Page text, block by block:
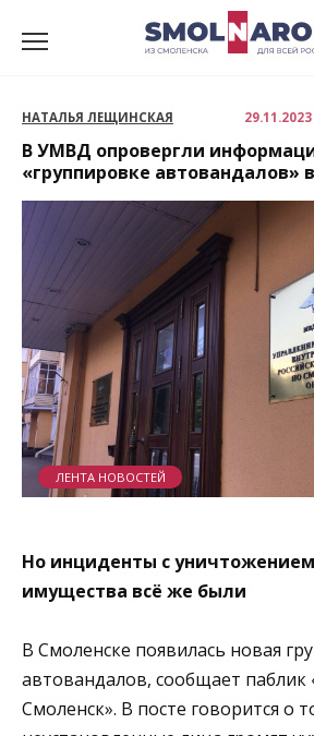
НАТАЛЬЯ ЛЕЩИНСКАЯ 29.11.2023
В УМВД опровергли
«группировке автовандалов»
ЛЕНТА НОВОСТЕЙ
Но инциденты с
имущества всё же были
В Смоленске появилась новая
автовандалов, сообщает паблик
Смоленск». В посте говорится о